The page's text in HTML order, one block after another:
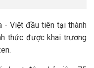
- Việt đầu tiên tại thành
thức được khai trương